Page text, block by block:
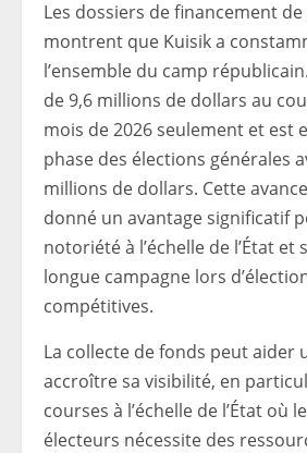
Les dossiers de financement
montrent que Kuisik a
l’ensemble du camp
de 9,6 millions de dollars au
mois de 2026 seulement et est
phase des élections générales
millions de dollars. Cette
donné un avantage significatif
notoriété à l’échelle de l’État
longue campagne lors
compétitives.
La collecte de fonds peut aider
accroître sa visibilité, en
courses à l’échelle de l’État où
électeurs nécessite des